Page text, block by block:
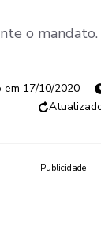
o mandato.
17/10/2020
Publicidade